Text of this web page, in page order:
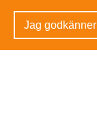
Jag godkänner